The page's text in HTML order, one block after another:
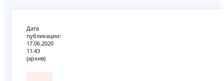
Дата
публикации:
17.06.2020
11:43
(архив)